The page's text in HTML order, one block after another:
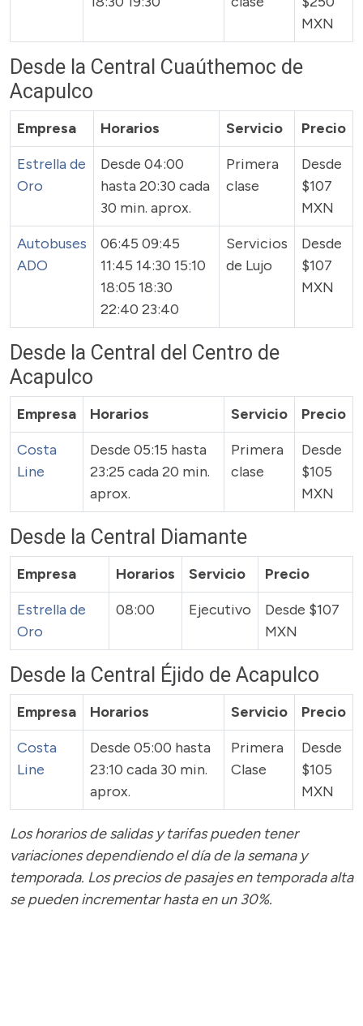
MXN
Desde la Central Cuaúthemoc de
Acapulco
Empresa Horarios Servicio
Precio
Estrella de
Oro
Desde 04:00
hasta 20:30 cada
30 min. aprox.
Primera
clase
Desde
$107
MXN
Autobuses
ADO
06:45 09:45
11:45 14:30 15:10
18:05 18:30
22:40 23:40
Servicios
de Lujo
Desde
$107
MXN
Desde la Central del Centro de
Acapulco
Empresa Horarios Servicio
Precio
Costa
Line
Desde 05:15 hasta
23:25 cada 20 min.
aprox.
Primera
clase
Desde
$105
MXN
Desde la Central Diamante
Empresa Horarios Servicio
Precio
Estrella de
Oro
08:00 Ejecutivo
Desde $107
MXN
Desde la Central Éjido de Acapulco
Empresa Horarios Servicio
Precio
Costa
Line
Desde 05:00 hasta
23:10 cada 30 min.
aprox.
Primera
Clase
Desde
$105
MXN
Los horarios de salidas y tarifas pueden tener
variaciones dependiendo el día de la semana y
temporada. Los precios de pasajesen temporada alta
se pueden incrementar hasta en un 30%.